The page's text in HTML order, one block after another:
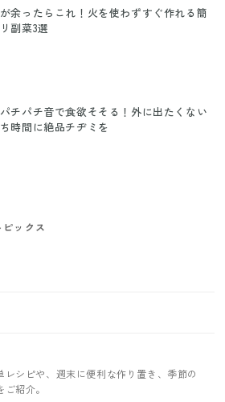
余ったらこれ！火を使わずすぐ作れる簡
副菜3選
チパチ音で食欲そそる！外に出たくない
時間に絶品チヂミを
ピックス
シピや、週末に便利な作り置き、季節の
紹介。